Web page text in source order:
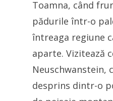
Toamna, când
pădurile într-o
întreaga regiune
aparte. Vizitează
Neuschwanstein,
desprins dintr-o